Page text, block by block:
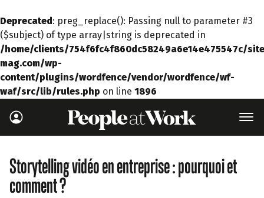
Deprecated: preg_replace(): Passing null to parameter #3
($subject) of type array|string is deprecated in
/home/clients/754f6fc4f860dc58249a6e14e475547c/
mag.com/wp-
content/plugins/wordfence/vendor/wordfence/wf-
waf/src/lib/rules.php on line 1896
Storytelling vidéo en entreprise : pourquoi et
comment ?